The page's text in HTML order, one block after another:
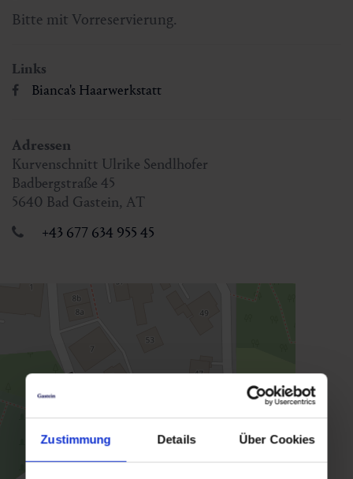
Zustimmung Details Über Cookies
Bitte mit Vorreservierung.
Links
Bianca's Haarwerkstatt
Adressen
Kurvenschnitt Ulrike Sendlhofer
Badbergstraße 45
5640 Bad Gastein, AT
+43 677 634 955 45